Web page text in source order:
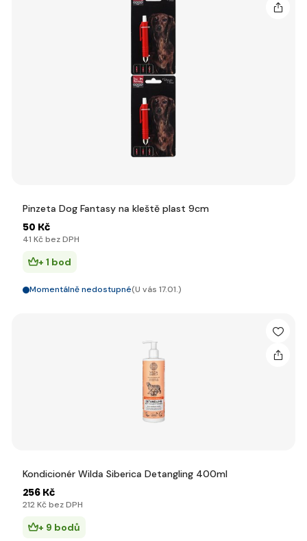
Pinzeta Dog Fantasy na kleště plast 9cm
50 Kč
41 Kč bez DPH
+ 1 bod
Momentálně nedostupné(U vás 17.01.)
Kondicionér Wilda Siberica Detangling 400ml
256 Kč
212 Kč bez DPH
+ 9 bodů